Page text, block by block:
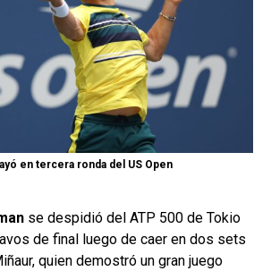
en tercera ronda del US Open
se despidió del ATP 500 de Tokio
de final luego de caer en dos sets
quien demostró un gran juego